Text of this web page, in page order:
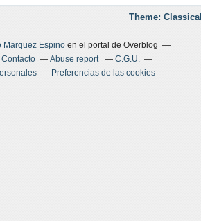
Theme:
Marquez Espinoen el portal de Overblog
Contacto Abuse report
C.G.U.
Preferencias de las cookies